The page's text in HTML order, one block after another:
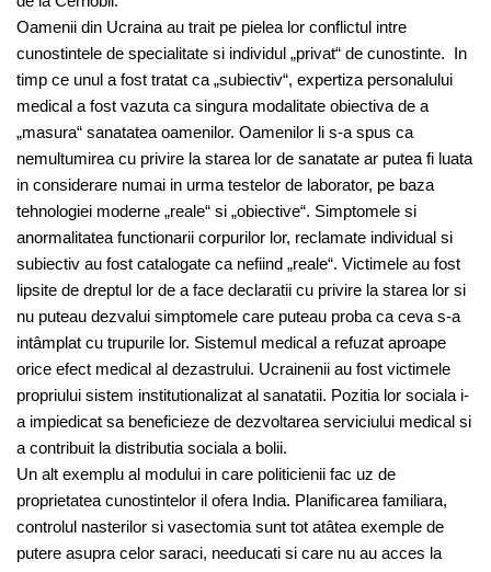
Oamenii din Ucraina au trait pe pielea lor conflictul intre
cunostintele de specialitate si individul „privat“ de cunostinte. In
timp ce unul a fost tratat ca „subiectiv“, expertiza personalului
medical a fost vazuta ca singura modalitate obiectiva de a
„masura“ sanatatea oamenilor. Oamenilor li s-a spus ca
nemultumirea cu privire la starea lor de sanatate ar putea fi luata
in considerare numai in urma testelor de laborator, pe baza
tehnologiei moderne „reale“ si „obiective“. Simptomele si
anormalitatea functionarii corpurilor lor, reclamate individual si
subiectiv au fost catalogate ca nefiind „reale“. Victimele au fost
lipsite de dreptul lor de a face declaratii cu privire la starea lor si
nu puteau dezvalui simptomele care puteau proba ca ceva s-a
intâmplat cu trupurile lor. Sistemul medical a refuzat aproape
orice efect medical al dezastrului. Ucrainenii au fost victimele
propriului sistem institutionalizat al sanatatii. Pozitia lor sociala i-
a impiedicat sa beneficieze de dezvoltarea serviciului medical si
a contribuit la distributia sociala a bolii.
Un alt exemplu al modului in care politicienii fac uz de
proprietatea cunostintelor il ofera India. Planificarea familiara,
controlul nasterilor si vasectomia sunt tot atâtea exemple de
putere asupra celor saraci, needucati si care nu au acces la